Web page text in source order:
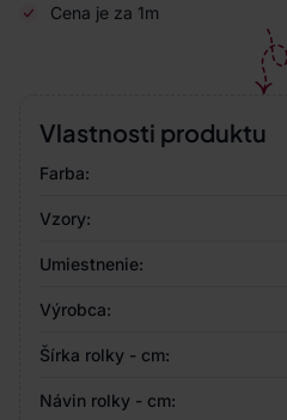
Cena je za 1m
Vlastnosti produktu
Farba:
Vzory:
Umiestnenie:
Výrobca:
Šírka rolky - cm:
Návin rolky - cm: